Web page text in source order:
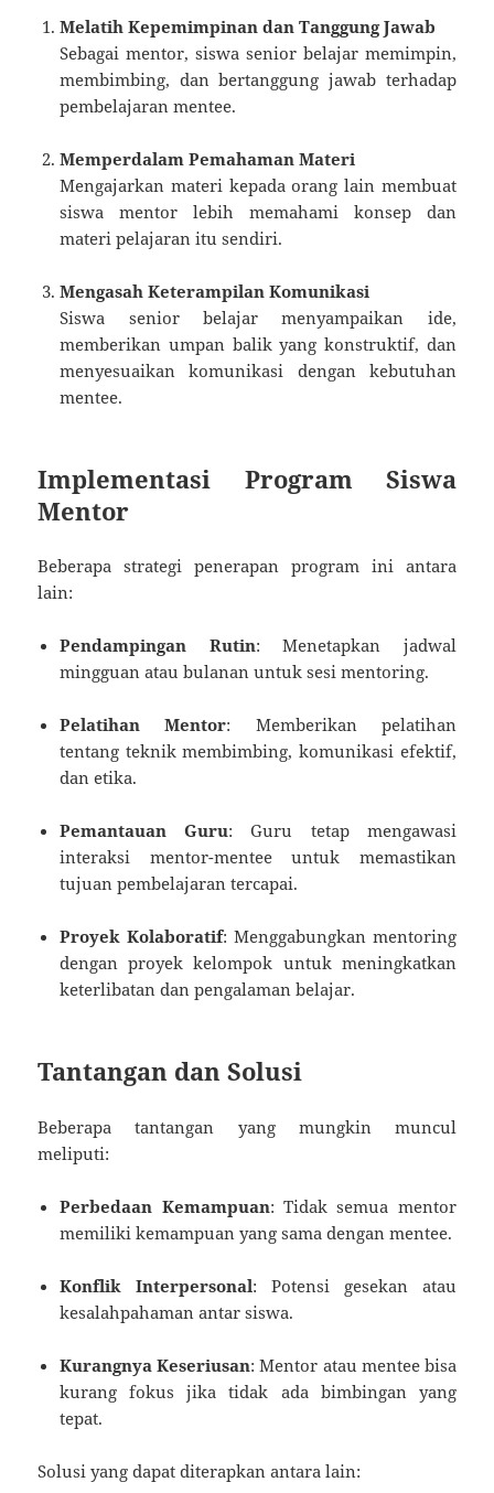
Melatih Kepemimpinan dan Tanggung Jawab
Sebagai mentor, siswa senior belajar memimpin,
membimbing, dan bertanggung jawab terhadap
pembelajaran mentee.
Memperdalam Pemahaman Materi
Mengajarkan materi kepada orang lain membuat
siswa mentor lebih memahami konsep dan
materi pelajaran itu sendiri.
Mengasah Keterampilan Komunikasi
Siswa senior belajar menyampaikan ide,
memberikan umpan balik yang konstruktif, dan
menyesuaikan komunikasi dengan kebutuhan
mentee.
Implementasi Program Siswa
Mentor
Beberapa strategi penerapan program ini antara
lain:
Pendampingan Rutin: Menetapkan jadwal
mingguan atau bulanan untuk sesi mentoring.
Pelatihan Mentor: Memberikan pelatihan
tentang teknik membimbing, komunikasi efektif,
dan etika.
Pemantauan Guru: Guru tetap mengawasi
interaksi mentor-mentee untuk memastikan
tujuan pembelajaran tercapai.
Proyek Kolaboratif: Menggabungkan mentoring
dengan proyek kelompok untuk meningkatkan
keterlibatan dan pengalaman belajar.
Tantangan dan Solusi
Beberapa tantangan yang mungkin muncul
meliputi:
Perbedaan Kemampuan: Tidak semua mentor
memiliki kemampuan yang sama dengan mentee.
Konflik Interpersonal: Potensi gesekan atau
kesalahpahaman antar siswa.
Kurangnya Keseriusan: Mentor atau mentee bisa
kurang fokus jika tidak ada bimbingan yang
tepat.
Solusi yang dapat diterapkan antara lain: